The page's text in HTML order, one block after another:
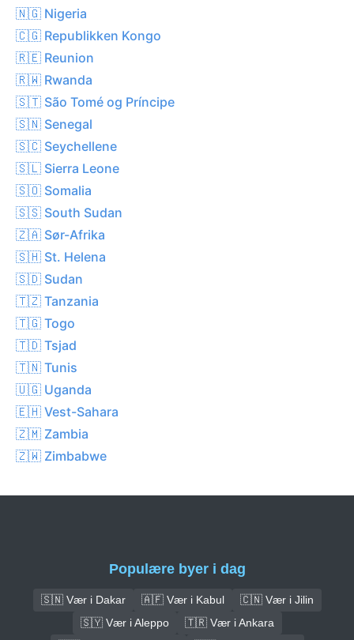
🇳🇬 Nigeria
🇨🇬 Republikken Kongo
🇷🇪 Reunion
🇷🇼 Rwanda
🇸🇹 São Tomé og Príncipe
🇸🇳 Senegal
🇸🇨 Seychellene
🇸🇱 Sierra Leone
🇸🇴 Somalia
🇸🇸 South Sudan
🇿🇦 Sør-Afrika
🇸🇭 St. Helena
🇸🇩 Sudan
🇹🇿 Tanzania
🇹🇬 Togo
🇹🇩 Tsjad
🇹🇳 Tunis
🇺🇬 Uganda
🇪🇭 Vest-Sahara
🇿🇲 Zambia
🇿🇼 Zimbabwe
Populære byer i dag
🇸🇳 Vær i Dakar 🇦🇫 Vær i Kabul
🇨🇳 Vær i Jilin
🇸🇾 Vær i Aleppo
🇹🇷 Vær i Ankara